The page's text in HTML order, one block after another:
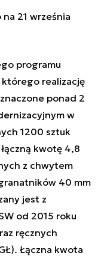
21 września
programu
którego realizację
ponad 2
w
1200 sztuk
kwotę 4,8
z chwytem
40 mm
jest z
od 2015 roku
ręcznych
Łączna kwota